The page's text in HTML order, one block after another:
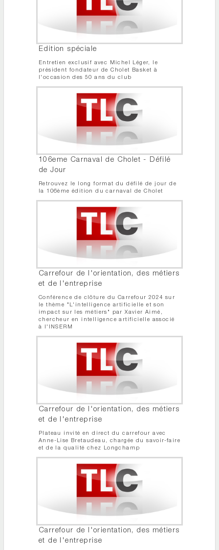
Edition spéciale
Entretien exclusif avec Michel Léger, le
président fondateur de Cholet Basket à
l'occasion des 50 ans du club
106eme Carnaval de Cholet - Défilé
de Jour
Retrouvez le long format du défilé de jour de
la 106ème édition du carnaval de Cholet
Carrefour de l'orientation, des métiers
et de l'entreprise
Conférence de clôture du Carrefour 2024 sur
le thème "L'intelligence artificielle et son
impact sur les métiers" par Xavier Aimé,
chercheur en intelligence artificielle associé
à l'INSERM
Carrefour de l'orientation, des métiers
et de l'entreprise
Plateau invité en direct du carrefour avec
Anne-Lise Bretaudeau, chargée du savoir-faire
et de la qualité chez Longchamp
Carrefour de l'orientation, des métiers
et de l'entreprise